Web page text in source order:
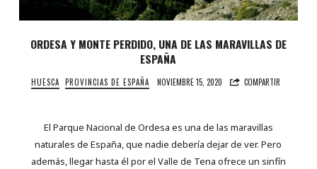
ORDESA Y MONTE PERDIDO, UNA DE LAS MARAVILLAS DE
ESPAÑA
HUESCA PROVINCIAS DE ESPAÑA NOVIEMBRE 15, 2020 COMPARTIR
El Parque Nacional de Ordesa es una de las maravillas
naturales de España, que nadie debería dejar de ver. Pero
además, llegar hasta él por el Valle de Tena ofrece un sinfín